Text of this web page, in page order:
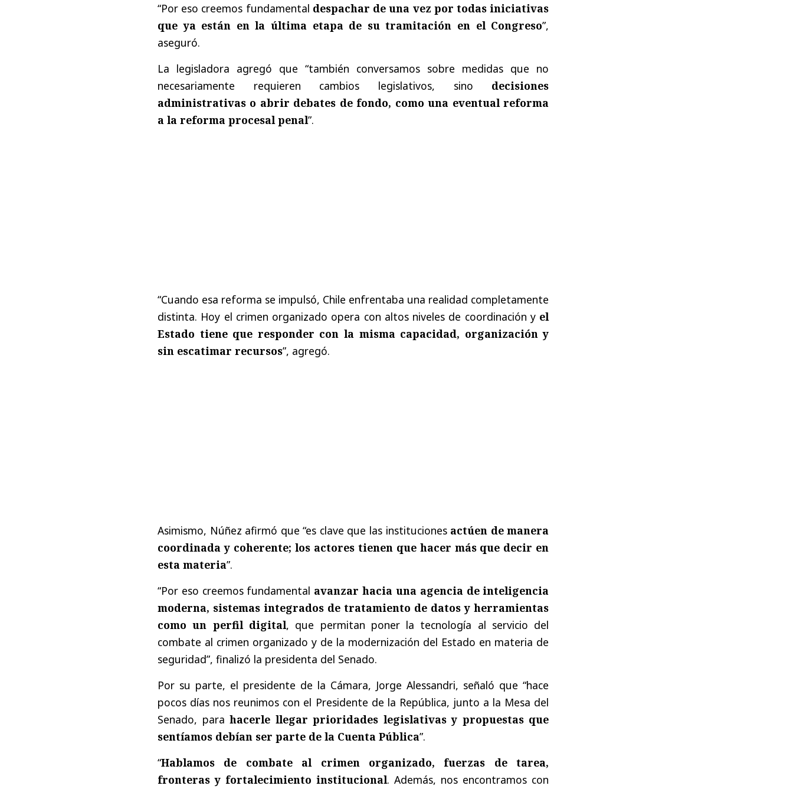
“Por eso creemos fundamental despachar de una vez por todas iniciativas
que ya están en la última etapa de su tramitación en el Congreso”,
aseguró.
La legisladora agregó que “también conversamos sobre medidas que no
necesariamente requieren cambios legislativos, sino decisiones
administrativas o abrir debates de fondo, como una eventual reforma
a la reforma procesal penal”.
“Cuando esa reforma se impulsó, Chile enfrentaba una realidad completamente
distinta. Hoy el crimen organizado opera con altos niveles de coordinación y el
Estado tiene que responder con la misma capacidad, organización y
sin escatimar recursos”, agregó.
Asimismo, Núñez afirmó que “es clave que las instituciones actúen de manera
coordinada y coherente; los actores tienen que hacer más que decir en
esta materia”.
“Por eso creemos fundamental avanzar hacia una agencia de inteligencia
moderna, sistemas integrados de tratamiento de datos y herramientas
como un perfil digital, que permitan poner la tecnología al servicio del
combate al crimen organizado y de la modernización del Estado en materia de
seguridad”, finalizó la presidenta del Senado.
Por su parte, el presidente de la Cámara, Jorge Alessandri, señaló que “hace
pocos días nos reunimos con el Presidente de la República, junto a la Mesa del
Senado, parahacerle llegar prioridades legislativas y propuestas que
sentíamos debían ser parte de la Cuenta Pública”.
“Hablamos de combate al crimen organizado, fuerzas de tarea,
fronteras y fortalecimiento institucional. Además, nos encontramos con